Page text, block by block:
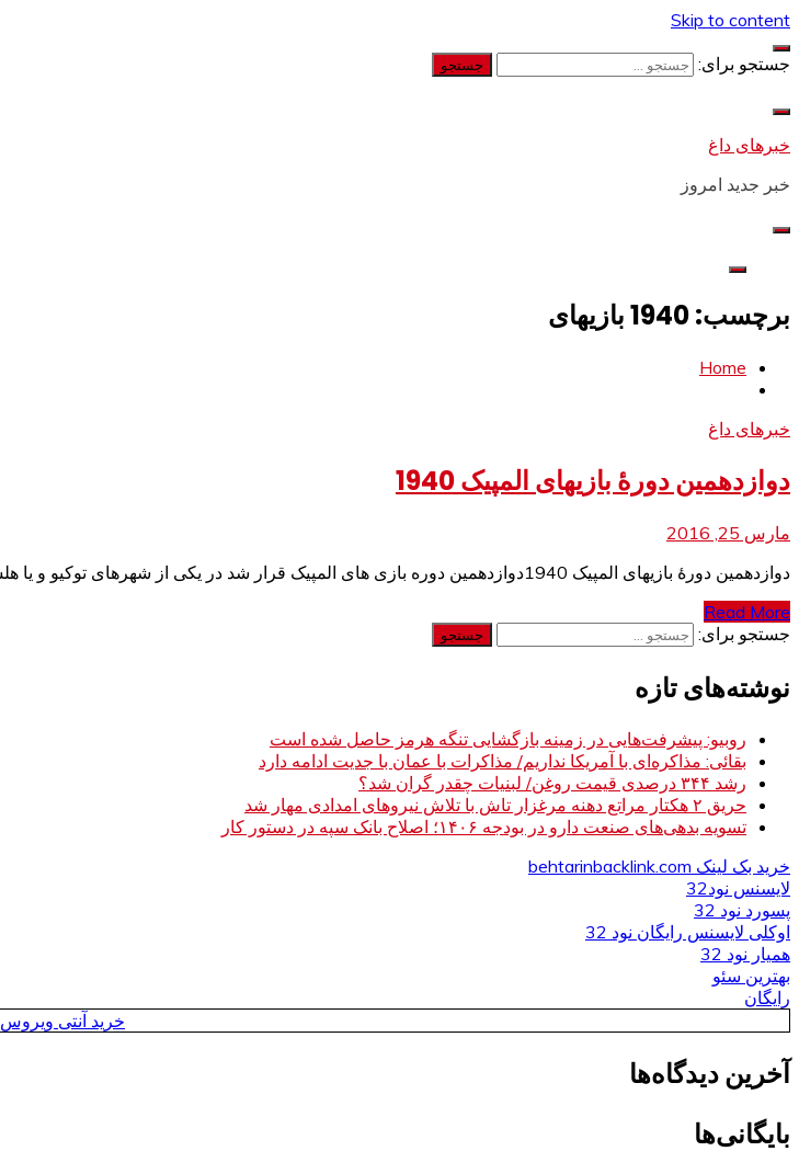
Skip to content
جستجو برای:
خبرهای داغ
خبر جدید امروز
برچسب: 1940 بازیهای
Home
خبرهای داغ
دوازدهمین دورۀ بازیهای المپیک 1940
مارس 25, 2016
دوازدهمین دورۀ بازیهای المپیک 1940دوازدهمین دوره بازی های المپیک قرار شد در یکی از شهرهای توکیو و یا هلسینکی برگزار شود دوازدهمین دورۀ بازیهای المپیک
Read More
جستجو برای:
نوشته‌های تازه
روبیو: پیشرفت‌هایی در زمینه بازگشایی تنگه هرمز حاصل شده است
بقائی: مذاکره‌ای با آمریکا نداریم/ مذاکرات با عمان با جدیت ادامه دارد
رشد ۳۴۴ درصدی قیمت روغن/ لبنیات چقدر گران شد؟
حریق ۲ هکتار مراتع دهنه مرغزار تاش با تلاش نیروهای امدادی مهار شد
تسویه بدهی‌های صنعت دارو در بودجه ۱۴۰۶؛ اصلاح بانک سپه در دستور کار
خرید بک لینک behtarinbacklink.com
لایسنس نود32
پسورد نود 32
اوکلی لایسنس رایگان نود 32
همیار نود 32
بهترین سئو
رایگان
خرید آنتی ویروس
آخرین دیدگاه‌ها
بایگانی‌ها